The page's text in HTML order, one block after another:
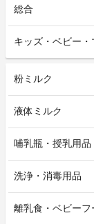
総合
キッズ・ベビー・
粉ミルク
液体ミルク
哺乳瓶・授乳用品
洗浄・消毒用品
離乳食・ベビーフ